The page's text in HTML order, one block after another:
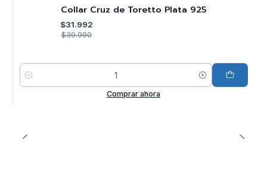
Collar Cruz de Toretto Plata 925
$31.992
$39.990
Cantidad
Comprar ahora